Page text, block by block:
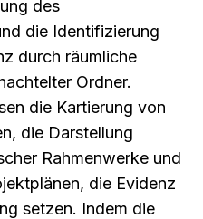
des
die Identifizierung
durch räumliche
Ordner.
die Kartierung von
die Darstellung
Rahmenwerke und
die Evidenz
setzen. Indem die